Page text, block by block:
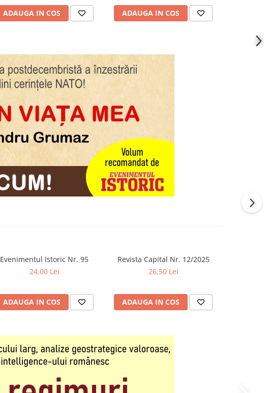
ADAUGA IN COS ADAUGA IN COS
Evenimentul Istoric Nr. 95
24,00 Lei
ADAUGA IN COS
Revista Capital Nr. 12/2025
26,50 Lei
ADAUGA IN COS